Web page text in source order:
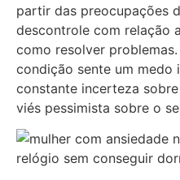
partir das preocupações
descontrole com relação
como resolver
condição sente um medo
constante incerteza
viés pessimista sobre o